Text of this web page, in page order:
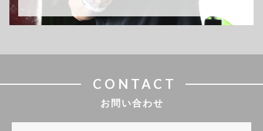
CONTACT
お問い合わせ